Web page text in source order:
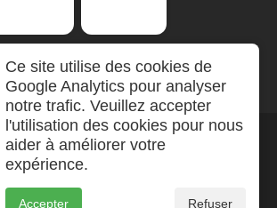
Ce site utilise des cookies de
Google Analytics pour analyser
notre trafic. Veuillez accepter
l'utilisation des cookies pour nous
aider à améliorer votre
expérience.
Accepter Refuser